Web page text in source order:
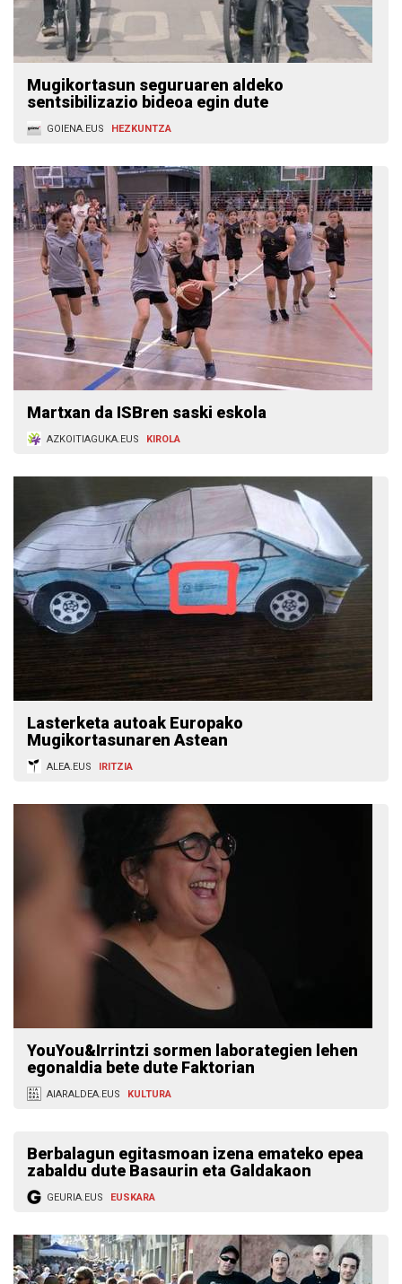
Mugikortasun seguruaren aldeko
sentsibilizazio bideoa egin dute
GOIENA.EUS HEZKUNTZA
Martxan da ISBren saski eskola
AZKOITIAGUKA.EUS KIROLA
Lasterketa autoak Europako
Mugikortasunaren Astean
ALEA.EUS IRITZIA
YouYou&Irrintzi sormen laborategien lehen
egonaldia bete dute Faktorian
AIARALDEA.EUS KULTURA
Berbalagun egitasmoan izena emateko epea
zabaldu dute Basaurin eta Galdakaon
GEURIA.EUS EUSKARA